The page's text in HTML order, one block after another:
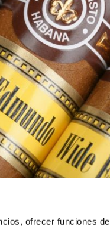
ofrecer funciones de